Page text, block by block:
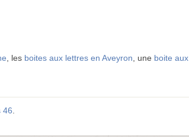
, les boites aux lettres en Aveyron , une boite aux
46